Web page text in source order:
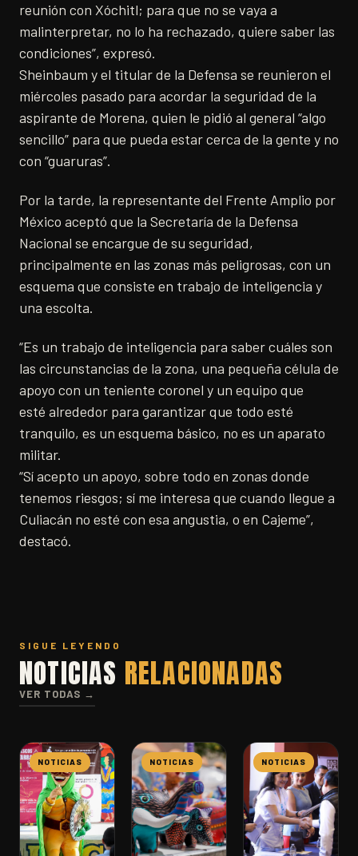
reunión con Xóchitl; para que no se vaya a
malinterpretar, no lo ha rechazado, quiere saber las
condiciones”, expresó.
Sheinbaum y el titular de la Defensa se reunieron el
miércoles pasado para acordar la seguridad de la
aspirante de Morena, quien le pidió al general “algo
sencillo” para que pueda estar cerca de la gente y no
con “guaruras”.
Por la tarde, la representante del Frente Amplio por
México aceptó que la Secretaría de la Defensa
Nacional se encargue de su seguridad,
principalmente en las zonas más peligrosas, con un
esquema que consiste en trabajo de inteligencia y
una escolta.
“Es un trabajo de inteligencia para saber cuáles son
las circunstancias de la zona, una pequeña célula de
apoyo con un teniente coronel y un equipo que
esté alrededor para garantizar que todo esté
tranquilo, es un esquema básico, no es un aparato
militar.
“Sí acepto un apoyo, sobre todo en zonas donde
tenemos riesgos; sí me interesa que cuando llegue a
Culiacán no esté con esa angustia, o en Cajeme”,
destacó.
SIGUE LEYENDO
NOTICIAS RELACIONADAS
VER TODAS →
NOTICIAS NOTICIAS NOTICIAS